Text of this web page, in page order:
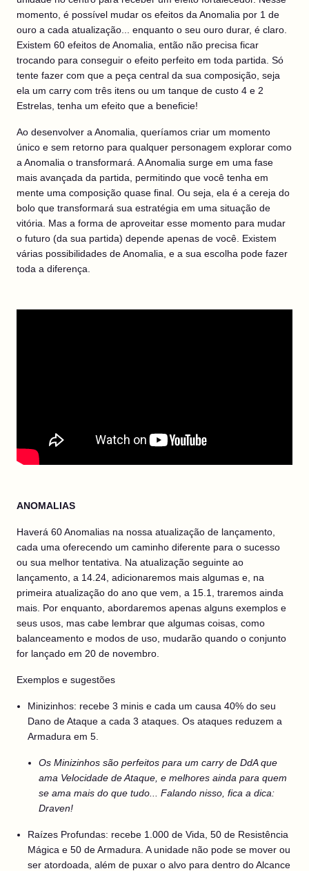
momento, é possível mudar os efeitos da Anomalia por 1 de
ouro a cada atualização... enquanto o seu ouro durar, é claro.
Existem 60 efeitos de Anomalia, então não precisa ficar
trocando para conseguir o efeito perfeito em toda partida. Só
tente fazer com que a peça central da sua composição, seja
ela um carry com três itens ou um tanque de custo 4 e 2
Estrelas, tenha um efeito que a beneficie!
Ao desenvolver a Anomalia, queríamos criar um momento
único e sem retorno para qualquer personagem explorar como
a Anomalia o transformará. A Anomalia surge em uma fase
mais avançada da partida, permitindo que você tenha em
mente uma composição quase final. Ou seja, ela é a cereja do
bolo que transformará sua estratégia em uma situação de
vitória. Mas a forma de aproveitar esse momento para mudar
o futuro (da sua partida) depende apenas de você. Existem
várias possibilidades de Anomalia, e a sua escolha pode fazer
toda a diferença.
ANOMALIAS
Haverá 60 Anomalias na nossa atualização de lançamento,
cada uma oferecendo um caminho diferente para o sucesso
ou sua melhor tentativa. Na atualização seguinte ao
lançamento, a 14.24, adicionaremos mais algumas e, na
primeira atualização do ano que vem, a 15.1, traremos ainda
mais. Por enquanto, abordaremos apenas alguns exemplos e
seus usos, mas cabe lembrar que algumas coisas, como
balanceamento e modos de uso, mudarão quando o conjunto
for lançado em 20 de novembro.
Exemplos e sugestões
Minizinhos: recebe 3 minis e cada um causa 40% do seu
Dano de Ataque a cada 3 ataques. Os ataques reduzem a
Armadura em 5.
Os Minizinhos são perfeitos para um carry de DdA que
ama Velocidade de Ataque, e melhores ainda para quem
se ama mais do que tudo... Falando nisso, fica a dica:
Draven!
Raízes Profundas: recebe 1.000 de Vida, 50 de Resistência
Mágica e 50 de Armadura. A unidade não pode se mover ou
ser atordoada, além de puxar o alvo para dentro do Alcance